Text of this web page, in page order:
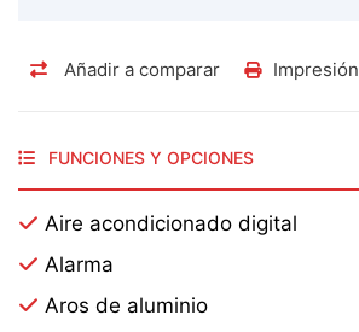
Añadir a comparar Impresión
FUNCIONES Y OPCIONES
Aire acondicionado digital
Alarma
Aros de aluminio